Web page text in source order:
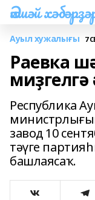
Әлшәй
Ауыл хужалығы 7
Раевка
миҙгелгә
Республика
завод 10
тәүге
башлаясаҡ.